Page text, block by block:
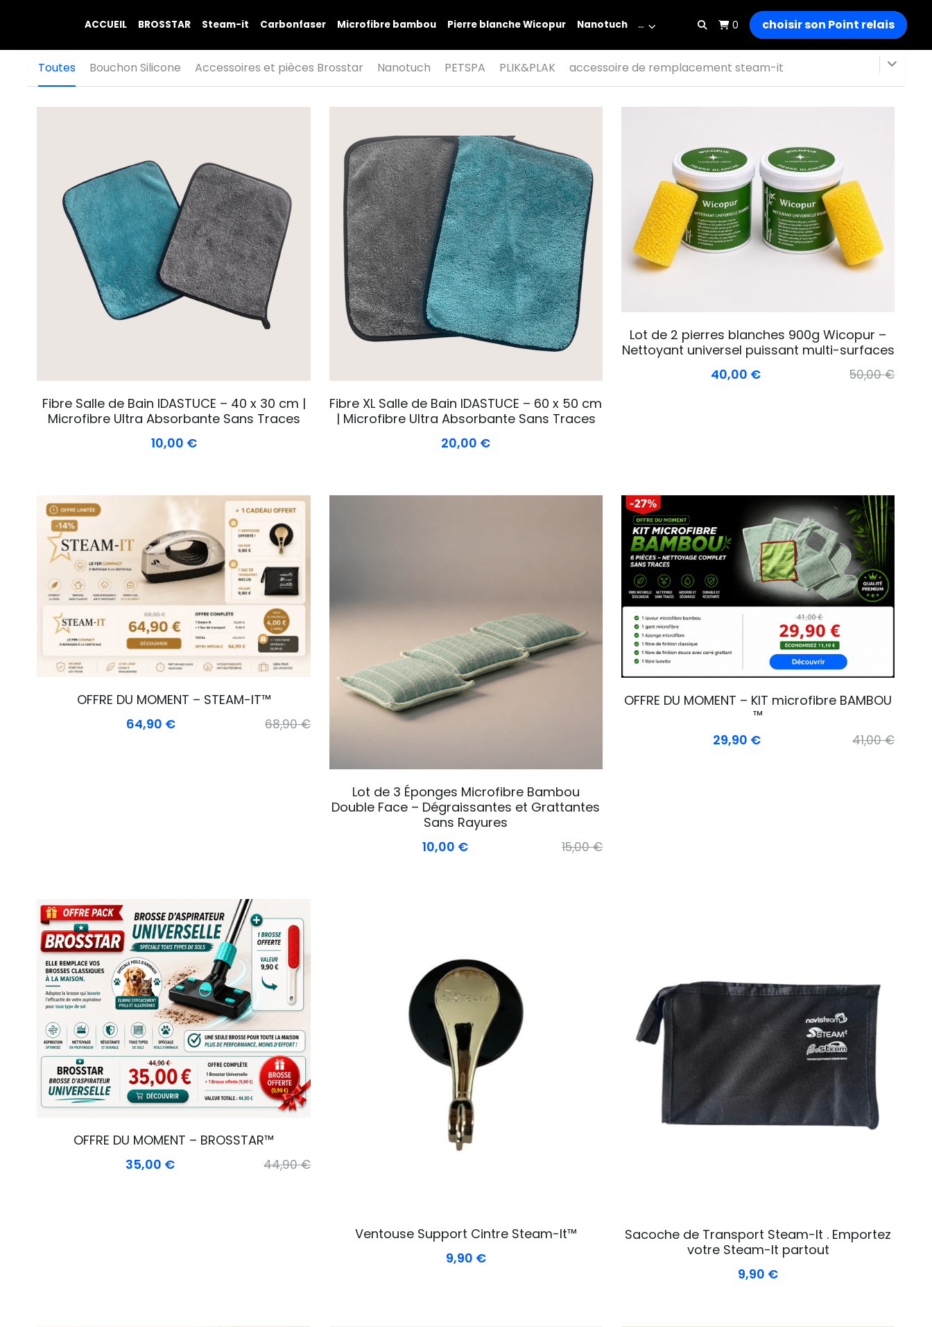
ACCUEIL BROSSTAR Steam-it Carbonfaser Microfibre bambou Pierre blanche Wicopur Nanotuch … 0 choisir son Point relais
Toutes Bouchon Silicone Accessoires et pièces Brosstar Nanotuch PETSPA PLIK&PLAK accessoire de remplacement steam-it
Fibre Salle de Bain IDASTUCE – 40 x 30 cm |
Microfibre Ultra Absorbante Sans Traces
10,00 €
Fibre XL Salle de Bain IDASTUCE – 60 x 50 cm
| Microfibre Ultra Absorbante Sans Traces
20,00 €
Lot de 2 pierres blanches 900g Wicopur –
Nettoyant universel puissant multi-surfaces
40,00 €
50,00 €
OFFRE DU MOMENT – STEAM-IT™
64,90 €
68,90 €
Lot de 3 Éponges Microfibre Bambou
Double Face – Dégraissantes et Grattantes
Sans Rayures
10,00 €
15,00 €
OFFRE DU MOMENT – KIT microfibre BAMBOU
™
29,90 €
41,00 €
OFFRE DU MOMENT – BROSSTAR™
35,00 €
44,90 €
Ventouse Support Cintre Steam-It™
9,90 €
Sacoche de Transport Steam-It . Emportez
votre Steam-It partout
9,90 €